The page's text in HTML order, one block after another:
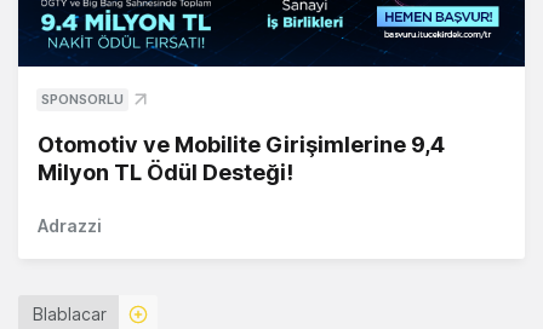
SPONSORLU
Otomotiv ve Mobilite Girişimlerine 9,4
Milyon TL Ödül Desteği!
Adrazzi
Blablacar